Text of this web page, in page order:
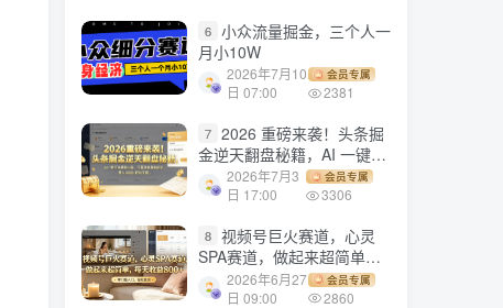
6 小众流量掘金，三个人一
月小10W
2026年7月10
日 07:00
会员专属
2381
7 2026 重磅来袭！头条掘
金逆天翻盘秘籍，AI 一键打
造爆款内容，只需简单复制
粘贴，日入 1000 + 轻松实
2026年7月3
日 17:00
会员专属
3306
8 视频号巨火赛道，心灵
SPA赛道，做起来超简单，
每天收益800+！
2026年6月27
日 09:00
会员专属
2860